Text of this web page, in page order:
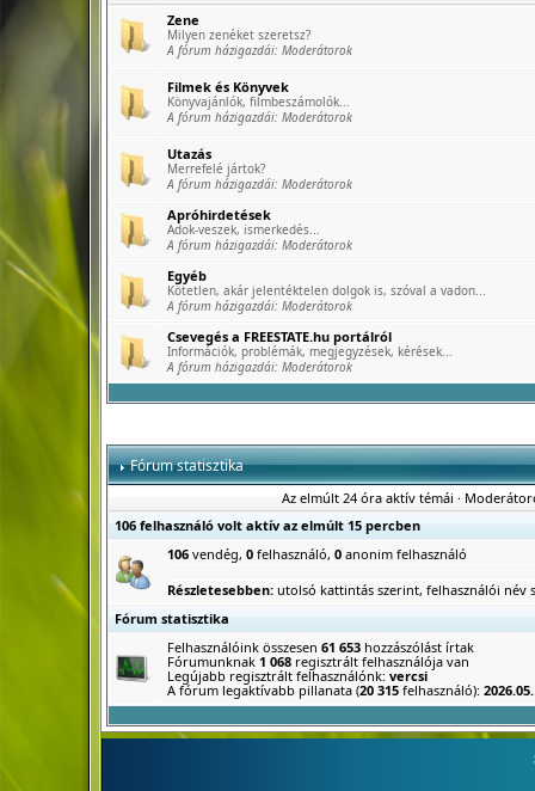
Zene
Milyen zenéket szeretsz?
A fórum házigazdái: Moderátorok
Filmek és Könyvek
Könyvajánlók, filmbeszámolók...
A fórum házigazdái: Moderátorok
Utazás
Merrefelé jártok?
A fórum házigazdái: Moderátorok
Apróhirdetések
Adok-veszek, ismerkedés...
A fórum házigazdái: Moderátorok
Egyéb
Kötetlen, akár jelentéktelen dolgok is, szóval a vadon...
A fórum házigazdái: Moderátorok
Csevegés a FREESTATE.hu portálról
Információk, problémák, megjegyzések, kérések...
A fórum házigazdái: Moderátorok
Fórum statisztika
Az elmúlt 24 óra aktív témái ·
106 felhasználó volt aktív az elmúlt 15 percben
106vendég, 0felhasználó, 0anonim felhasználó
Részletesebben: utolsó kattintás szerint, felhasználói név
Fórum statisztika
Felhasználóink összesen 61 653hozzászólást írtak
Fórumunknak 1 068regisztrált felhasználója van
Legújabb regisztrált felhasználónk: vercsi
A fórum legaktívabb pillanata (20 315felhasználó):